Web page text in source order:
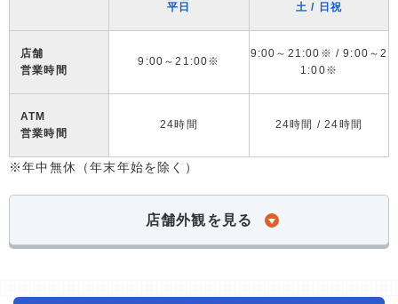
平日 土 / 日祝
店舗
営業時間
9:00～21:00※
9:00～21:00※ / 9:00～2
1:00※
ATM
営業時間
24時間 24時間 / 24時間
※年中無休（年末年始を除く）
店舗外観を見る